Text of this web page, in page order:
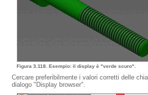
Figura 3.118. Esempio: il display è "verde scuro".
Cercare preferibilmente i valori corretti delle
dialogo "Display browser".